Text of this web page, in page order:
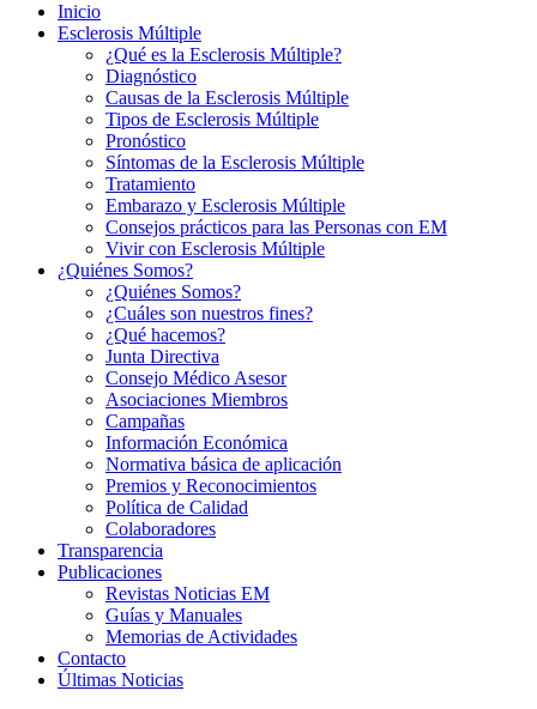
Inicio
Esclerosis Múltiple
¿Qué es la Esclerosis Múltiple?
Diagnóstico
Causas de la Esclerosis Múltiple
Tipos de Esclerosis Múltiple
Pronóstico
Síntomas de la Esclerosis Múltiple
Tratamiento
Embarazo y Esclerosis Múltiple
Consejos prácticos para las Personas con EM
Vivir con Esclerosis Múltiple
¿Quiénes Somos?
¿Quiénes Somos?
¿Cuáles son nuestros fines?
¿Qué hacemos?
Junta Directiva
Consejo Médico Asesor
Asociaciones Miembros
Campañas
Información Económica
Normativa básica de aplicación
Premios y Reconocimientos
Política de Calidad
Colaboradores
Transparencia
Publicaciones
Revistas Noticias EM
Guías y Manuales
Memorias de Actividades
Contacto
Últimas Noticias